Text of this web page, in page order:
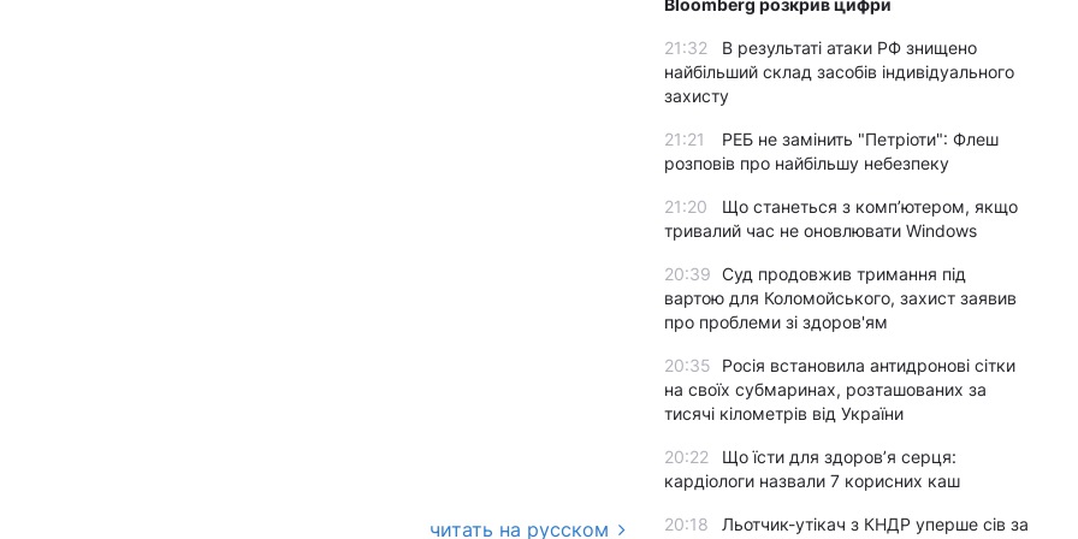
читать на русском
Bloomberg розкрив цифри
21:32
В результаті атаки РФ знищено
найбільший склад засобів індивідуального
захисту
21:21
РЕБ не замінить "Петріоти": Флеш
розповів про найбільшу небезпеку
21:20
Що станеться з комп’ютером, якщо
тривалий час не оновлювати Windows
20:39 Суд продовжив тримання під
вартою для Коломойського, захист заявив
про проблеми зі здоров'ям
20:35
Росія встановила антидронові сітки
на своїх субмаринах, розташованих за
тисячі кілометрів від України
20:22
Що їсти для здоров’я серця:
кардіологи назвали 7 корисних каш
20:18
Льотчик-утікач з КНДР уперше сів за